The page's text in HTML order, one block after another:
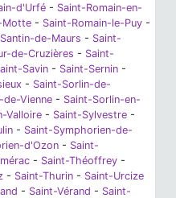
d'Urfé - Saint-Romain-en-
Motte - Saint-Romain-le-Puy -
de-Maurs - Saint-
de-Cruzières - Saint-
Savin - Saint-Sernin -
- Saint-Sorlin-de-
de-Vienne - Saint-Sorlin-en-
Valloire - Saint-Sylvestre -
- Saint-Symphorien-de-
d'Ozon - Saint-
- Saint-Théoffrey -
- Saint-Thurin - Saint-Urcize
- Saint-Vérand - Saint-